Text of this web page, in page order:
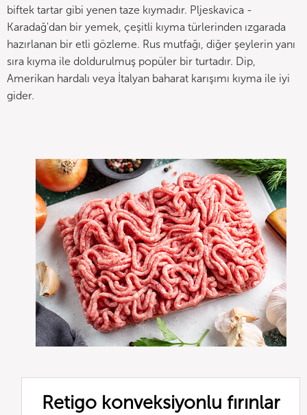
biftek tartar gibi yenen taze kıymadır. Pljeskavica -
Karadağ'dan bir yemek, çeşitli kıyma türlerinden ızgarada
hazırlanan bir etli gözleme. Rus mutfağı, diğer şeylerin yanı
sıra kıyma ile doldurulmuş popüler bir turtadır. Dip,
Amerikan hardalı veya İtalyan baharat karışımı kıyma ile iyi
gider.
Retigo konveksiyonlu fırınlar